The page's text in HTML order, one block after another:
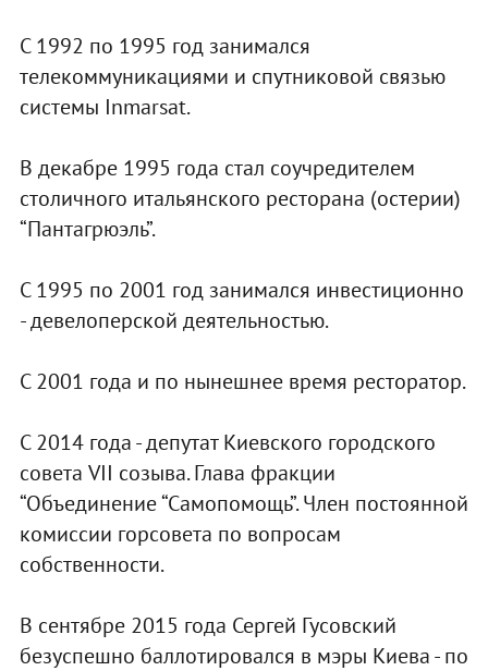
С 1992 по 1995 год занимался
телекоммуникациями и спутниковой связью
системы Inmarsat.
В декабре 1995 года стал соучредителем
столичного итальянского ресторана (остерии)
“Пантагрюэль”.
С 1995 по 2001 год занимался инвестиционно
- девелоперской деятельностью.
С 2001 года и по нынешнее время ресторатор.
С 2014 года - депутат Киевского городского
совета VII созыва. Глава фракции
“Объединение “Самопомощь”. Член постоянной
комиссии горсовета по вопросам
собственности.
В сентябре 2015 года Сергей Гусовский
безуспешно баллотировался в мэры Киева - по